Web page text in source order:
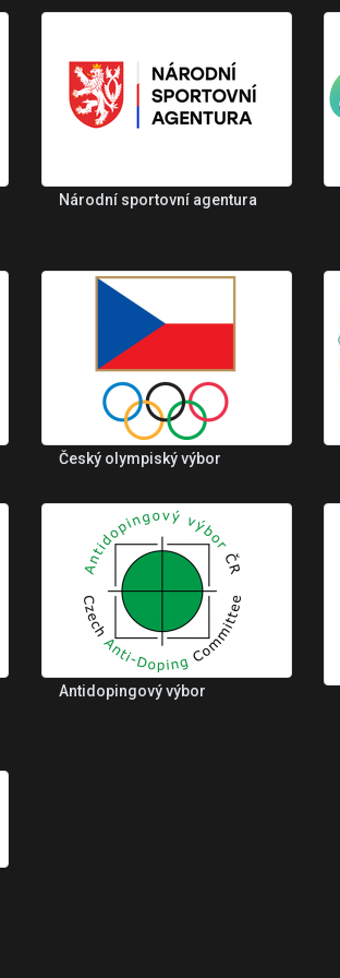
Národní sportovní agentura
Český olympiský výbor
Antidopingový výbor